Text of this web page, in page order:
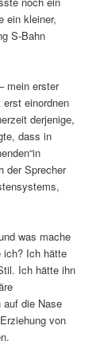
ein kleiner,
S-Bahn
mein erster
einordnen
derjenige,
dass in
der Sprecher
was mache
ich? Ich hätte
Ich hätte ihn
auf die Nase
von